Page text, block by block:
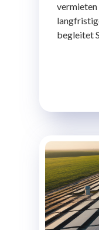
vermieten
begleitet